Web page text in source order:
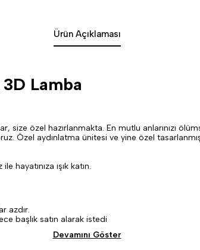
Ürün Açıklaması
Lamba
özel hazırlanmakta. En mutlu anlarınızı
Özel aydınlatma ünitesi ve yine özel
hayatınıza ışık katın.
azdır.
başlık satın alarak istedi
Devamını Göster